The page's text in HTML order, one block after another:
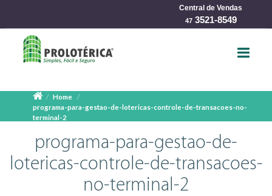
Central de Vendas
473521-8549
Home
programa-para-gestao-de-lotericas-controle-de-transacoes-no-
terminal-2
programa-para-gestao-de-
lotericas-controle-de-transacoes-
no-terminal-2